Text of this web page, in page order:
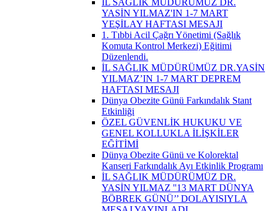
YASİN YILMAZ'IN 1-7 MART
YEŞİLAY HAFTASI MESAJI
1. Tıbbi Acil Çağrı Yönetimi (Sağlık
Komuta Kontrol Merkezi) Eğitimi
Düzenlendi.
İL SAĞLIK MÜDÜRÜMÜZ DR.YASİN
YILMAZ’IN 1-7 MART DEPREM
HAFTASI MESAJI
Dünya Obezite Günü Farkındalık Stant
Etkinliği
ÖZEL GÜVENLİK HUKUKU VE
GENEL KOLLUKLA İLİŞKİLER
EĞİTİMİ
Dünya Obezite Günü ve Kolorektal
Kanseri Farkındalık Ayı Etkinlik Programı
İL SAĞLIK MÜDÜRÜMÜZ DR.
YASİN YILMAZ ''13 MART DÜNYA
BÖBREK GÜNÜ’’ DOLAYISIYLA